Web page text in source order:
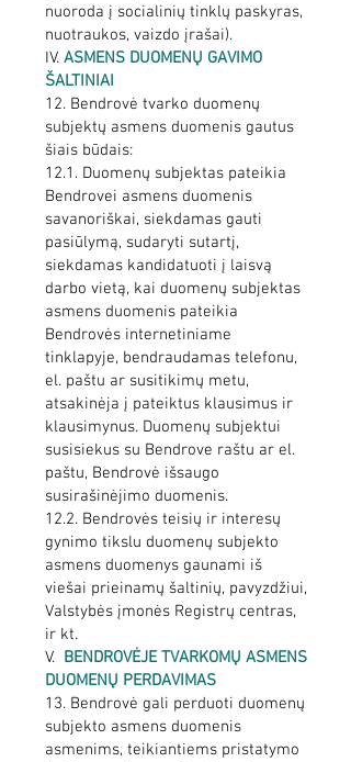
nuoroda į socialinių tinklų paskyras,
nuotraukos, vaizdo įrašai).
IV. ASMENS DUOMENŲ GAVIMO
ŠALTINIAI
12. Bendrovė tvarko duomenų
subjektų asmens duomenis gautus
šiais būdais:
12.1. Duomenų subjektas pateikia
Bendrovei asmens duomenis
savanoriškai, siekdamas gauti
pasiūlymą, sudaryti sutartį,
siekdamas kandidatuoti į laisvą
darbo vietą, kai duomenų subjektas
asmens duomenis pateikia
Bendrovės internetiniame
tinklapyje, bendraudamas telefonu,
el. paštu ar susitikimų metu,
atsakinėja į pateiktus klausimus ir
klausimynus. Duomenų subjektui
susisiekus su Bendrove raštu ar el.
paštu, Bendrovė išsaugo
susirašinėjimo duomenis.
12.2. Bendrovės teisių ir interesų
gynimo tikslu duomenų subjekto
asmens duomenys gaunami iš
viešai prieinamų šaltinių, pavyzdžiui,
Valstybės įmonės Registrų centras,
ir kt.
V. BENDROVĖJE TVARKOMŲ ASMENS
DUOMENŲ PERDAVIMAS
13. Bendrovė gali perduoti duomenų
subjekto asmens duomenis
asmenims, teikiantiems pristatymo